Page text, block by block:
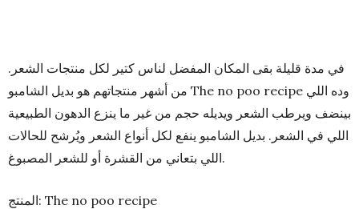
في مدة قليلة بقى المكان المفضل لناس كتير لكل منتجات الشعر.
من أشهر منتجاتهم هو بديل الشامبو The no poo recipe وده اللي
بينضف ويرطب الشعر ويديله حجم من غير ما ينزع الدهون الطبيعية
اللي في الشعر. بديل الشامبو ينفع لكل أنواع الشعر ويُرشح للحالات
اللي بتعاني من القشرة أو للشعر المصبوغ.
المنتج: The no poo recipe